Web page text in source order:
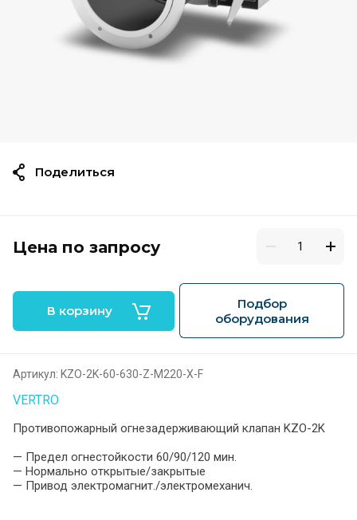
Цена по запросу
В корзину
Подбор
оборудования
Артикул: KZO-2K-60-630-Z-M220-X-F
VERTRO
Противопожарный огнезадерживающий клапан KZO-2K
— Предел огнестойкости 60/90/120 мин.
— Нормально открытые/закрытые
— Привод электромагнит./электромеханич.
Поделиться